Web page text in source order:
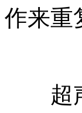
作来重
超声